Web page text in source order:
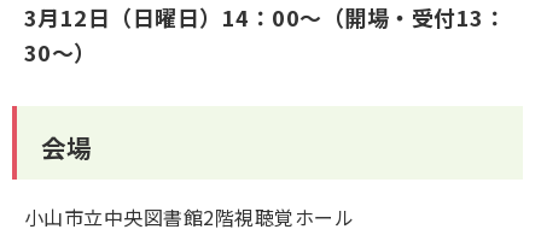
3月12日（日曜日）14：00～（開場・受付13：
30～）
会場
小山市立中央図書館2階視聴覚ホール